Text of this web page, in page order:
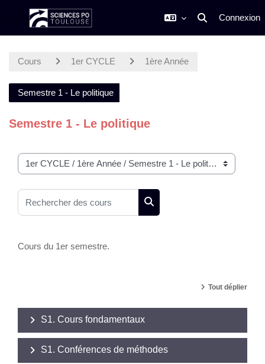
Panneau latéral Activer/
Connexion
Cours 1er CYCLE 1ère Année
Semestre 1 - Le politique
Semestre 1 - Le politique
Catégories de cours
Rechercher des cours
Rechercher des cours
Cours du 1er semestre.
Tout déplier
S1. Cours fondamentaux
S1. Conférences de méthodes